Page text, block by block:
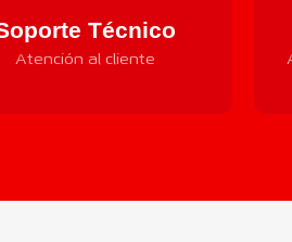
Técnico
Atención al cliente